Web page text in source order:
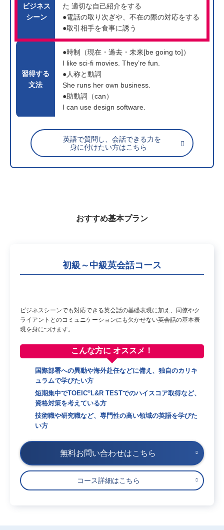
ビジネス
シーン
た 適切な自己紹介をする
●電話の取り次ぎや、不在の際の対応をする
●取引相手を食事に誘う
習得する
文法
●時制（現在・過去・未来[be going to]）
I like sci-fi movies. They’re fun.
●人称と動詞
She runs her own business.
●助動詞（can）
I can use design software.
英語で質問し、会話できる力を
身に付けたい方はこちら
おすすめ基本プラン
初級～中級英会話コース
ビジネスシーンでも対応できる英会話の基礎表現に加え、同僚やク
ライアントとのコミュニケーションにも欠かせない英会話の基本表
現を身につけます。
こんな方に オススメ！
国際部署への異動や海外赴任などに備え、独自のカリキ
ュラムで学びたい方
短期集中でTOEIC®L&R TESTでのハイスコア取得など、
資格対策を考えている方
技術職や研究職など、専門性の高い領域の英語を学びた
い方
無料お問い合わせはこちら
コース詳細はこちら